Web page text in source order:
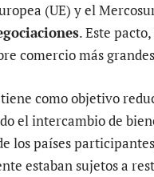
(UE) y el
. Este
comercio más
como objetivo
el intercambio de
los países
estaban sujetos a